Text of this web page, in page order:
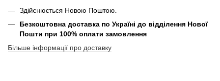
Здійснюється Новою Поштою.
Безкоштовна доставка по Україні до відділення Нової
Пошти при 100% оплати замовлення
Більше інформації про доставку